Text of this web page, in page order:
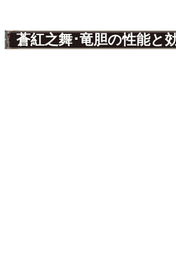
蒼紅之舞･竜胆の性能と